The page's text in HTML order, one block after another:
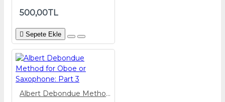
500,00TL
Sepete Ekle
Albert Debondue Method for Oboe or Saxophone: Part 3